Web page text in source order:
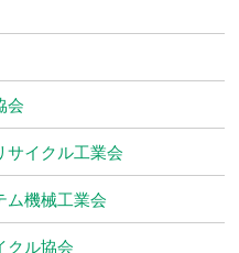
会
サイクル工業会
ム機械工業会
クル協会